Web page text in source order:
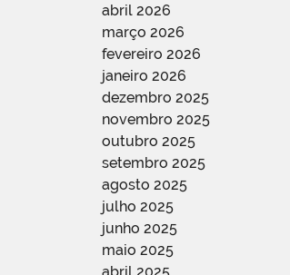
abril 2026
março 2026
fevereiro 2026
janeiro 2026
dezembro 2025
novembro 2025
outubro 2025
setembro 2025
agosto 2025
julho 2025
junho 2025
maio 2025